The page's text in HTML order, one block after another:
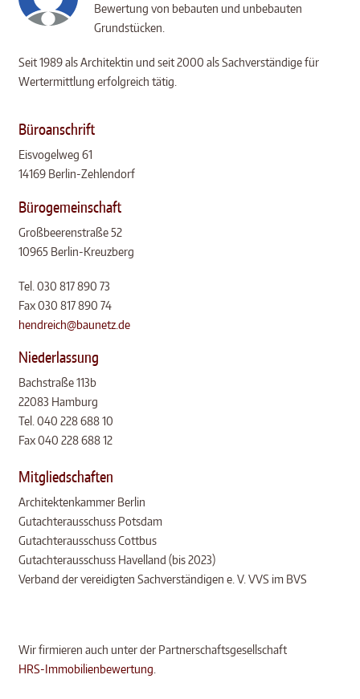
Bewertung von bebauten und unbebauten
Grundstücken.
Seit 1989 als Architektin und seit 2000 als Sachverständige für
Wertermittlung erfolgreich tätig.
Büroanschrift
Eisvogelweg 61
14169 Berlin-Zehlendorf
Bürogemeinschaft
Großbeerenstraße 52
10965 Berlin-Kreuzberg
Tel. 030 817 890 73
Fax 030 817 890 74
hendreich@baunetz.de
Niederlassung
Bachstraße 113b
22083 Hamburg
Tel. 040 228 688 10
Fax 040 228 688 12
Mitgliedschaften
Architektenkammer Berlin
Gutachterausschuss Potsdam
Gutachterausschuss Cottbus
Gutachterausschuss Havelland (bis 2023)
Verband der vereidigten Sachverständigen e. V. VVS im BVS
Wir firmieren auch unter der Partnerschaftsgesellschaft
HRS-Immobilienbewertung